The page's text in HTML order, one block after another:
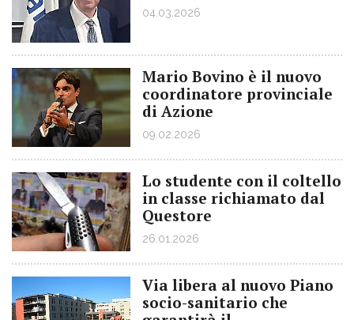
04.03.2026
Mario Bovino è il nuovo
coordinatore provinciale
di Azione
09.02.2026
Lo studente con il coltello
in classe richiamato dal
Questore
26.01.2026
Via libera al nuovo Piano
socio-sanitario che